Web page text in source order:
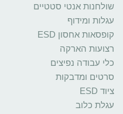
שולחנות אנטי סטטיים
עגלות ומידוף
קופסאות אחסון ESD
רצועות הארקה
כלי עבודה נפיצים
סרטים ומדבקות
ציוד ESD
עגלת כלוב